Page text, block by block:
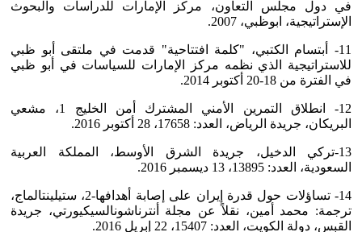
في دول مجلس التعاون، مركز الإمارات للدراسات والبحوث
الإستراتيجية، ابوظبي، 2007.
11- أبتسام الكتبي، "كلمة افتتاحية" قدمت في ملتقى أبو ظبي
للاستراتيجية الذي نظمه مركز الإمارات للسياسات في أبو ظبي
في الفترة من 18-20 أكتوبر 2014.
12- انطلاق التمرين الأمني المشترك أمن الخليج 1، مشعي
البريكان، جريدة الرياض، العدد: 17658، 28 أكتوبر 2016.
13-تركي الدخيل، جريدة الشرق الأوسط، المملكة العربية
السعودية، العدد: 13895، 13 ديسمبر 2016.
14- تساؤلات حول قدرة إيران على إصابة أهدافها-2، ستيلينتالماج،
ترجمة: محمد أمين، نقلاً عن مجلة أنترناشونالسيكيورتي، جريدة
القبس، دولة الكويت، العدد: 15407، 22 إبريل 2016.